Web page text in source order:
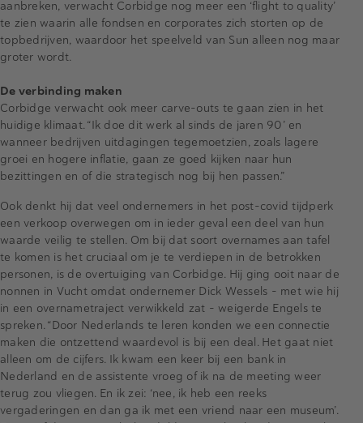
aanbreken, verwacht Corbidge nog meer een ‘flight to quality’
te zien waarin alle fondsen en corporates zich storten op de
topbedrijven, waardoor het speelveld van Sun alleen nog maar
groter wordt.
De verbinding maken
Corbidge verwacht ook meer carve-outs te gaan zien in het
huidige klimaat. “Ik doe dit werk al sinds de jaren 90’ en
wanneer bedrijven uitdagingen tegemoetzien, zoals lagere
groei en hogere inflatie, gaan ze goed kijken naar hun
bezittingen en of die strategisch nog bij hen passen.”
Ook denkt hij dat veel ondernemers in het post-covid tijdperk
een verkoop overwegen om in ieder geval een deel van hun
waarde veilig te stellen. Om bij dat soort overnames aan tafel
te komen is het cruciaal om je te verdiepen in de betrokken
personen, is de overtuiging van Corbidge. Hij ging ooit naar de
nonnen in Vucht omdat ondernemer Dick Wessels – met wie hij
in een overnametraject verwikkeld zat – weigerde Engels te
spreken. “Door Nederlands te leren konden we een connectie
maken die ontzettend waardevol is bij een deal. Het gaat niet
alleen om de cijfers. Ik kwam een keer bij een bank in
Nederland en de assistente vroeg of ik na de meeting weer
terug zou vliegen. En ik zei: ‘nee, ik heb een reeks
vergaderingen en dan ga ik met een vriend naar een museum’.